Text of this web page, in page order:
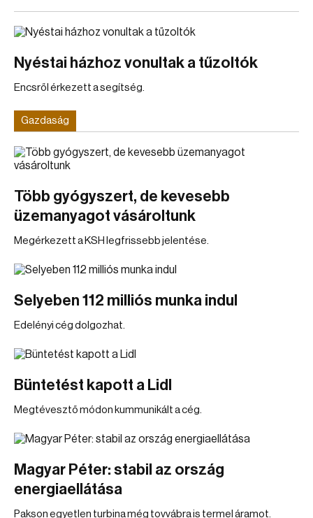
Nyéstai házhoz vonultak a tűzoltók
Encsről érkezett a segítség.
Gazdaság
Több gyógyszert, de kevesebb
üzemanyagot vásároltunk
Megérkezett a KSH legfrissebb jelentése.
Selyeben 112 milliós munka indul
Edelényi cég dolgozhat.
Büntetést kapott a Lidl
Megtévesztő módon kummunikált a cég.
Magyar Péter: stabil az ország
energiaellátása
Pakson egyetlen turbina még tovvábra is termel áramot.